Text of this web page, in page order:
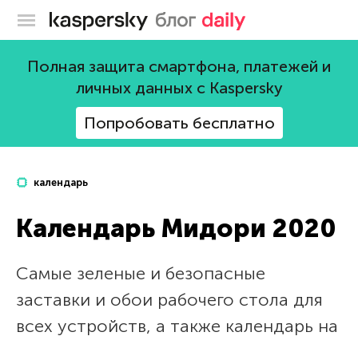
Блог Касперского
Полная защита смартфона, платежей и
личных данных с Kaspersky
Попробовать бесплатно
календарь
Календарь Мидори 2020
Самые зеленые и безопасные
заставки и обои рабочего стола для
всех устройств, а также календарь на